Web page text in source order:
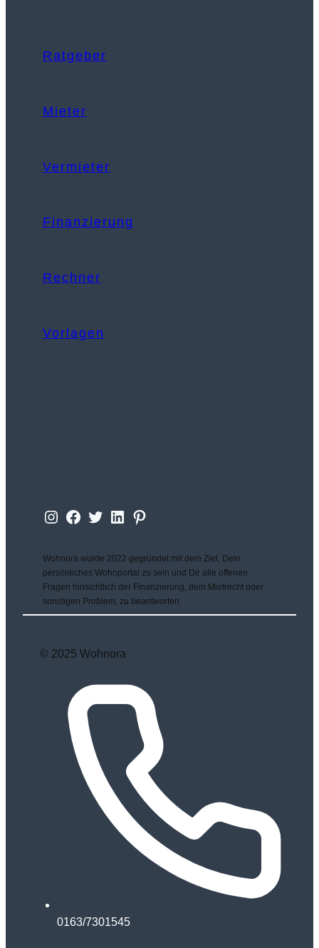
Ratgeber
Mieter
Vermieter
Finanzierung
Rechner
Vorlagen
Instagram
Facebook
Twitter
LinkedIn
Wohnora
Wohnora wurde 2022 gegründet mit dem Ziel, Dein
persönliches Wohnportal zu sein und Dir alle offenen
Fragen hinsichtlich der Finanzierung, dem Mietrecht oder
sonstigen Problem, zu beantworten.
© 2025 Wohnora
0163/7301545